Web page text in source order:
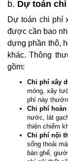
b. Dự toán
Dự toán chi phí
được cần bao
dựng phần thô,
khác. Thông
gồm:
Chi phí xây
móng, xây
phí này
Chi phí hoàn
nước, lát
thiện chiếm
Chi phí nội
sống thoải
bàn ghế,